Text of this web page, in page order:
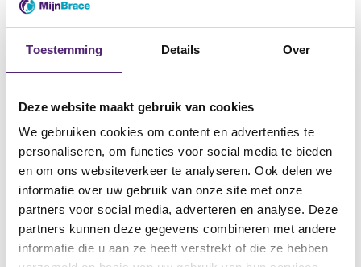
Toestemming Details Over
Deze website maakt gebruik van cookies
We gebruiken cookies om content en advertenties te
personaliseren, om functies voor social media te bieden
en om ons websiteverkeer te analyseren. Ook delen we
informatie over uw gebruik van onze site met onze
partners voor social media, adverteren en analyse. Deze
partners kunnen deze gegevens combineren met andere
informatie die u aan ze heeft verstrekt of die ze hebben
tijdens lopen? Dan kan een teenbrace of beschermend
hulpmiddel helpen. Is de blessure ernstiger of twijfel je welke
verstandige volgende stap.
Onze specialisten geven vrijblijvend en persoonlijk brace-
advies, afgestemd op jouw teenblessure en dagelijkse
belasting.